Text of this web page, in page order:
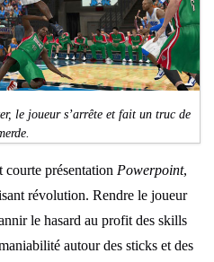
le joueur s’arrête et fait un truc de
courte présentation Powerpoint,
révolution. Rendre le joueur
le hasard au profit des skills
autour des sticks et des